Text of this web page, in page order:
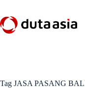
content
Tag JASA PASANG